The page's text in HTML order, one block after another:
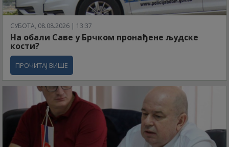
СУБОТА, 08.08.2026 | 13:37
На обали Саве у Брчком пронађене људске
кости?
ПРОЧИТАЈ ВИШЕ